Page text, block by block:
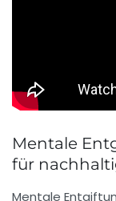
Mentale
für
Mentale